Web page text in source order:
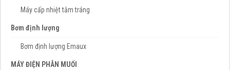
Máy cấp nhiệt tắm tráng
Bơm định lượng
Bơm định lượng Emaux
MÁY ĐIỆN PHÂN MUỐI